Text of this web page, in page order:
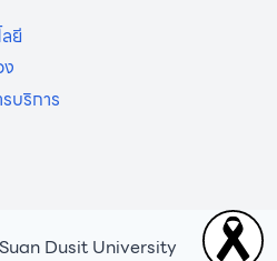
ยี
บริการ
Dusit University